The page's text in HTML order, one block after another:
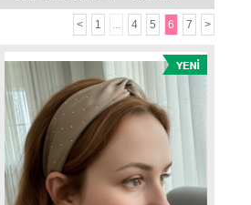
< 1 ... 4 5 6 7 >